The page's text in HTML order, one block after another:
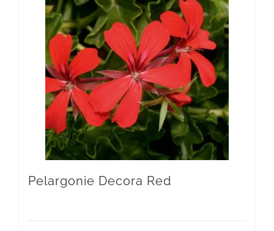
Pelargonie Decora Red